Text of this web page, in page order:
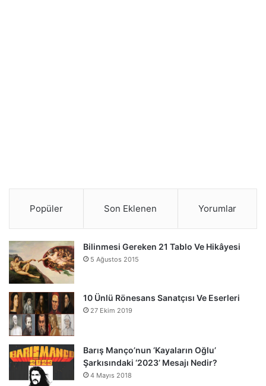
Popüler Son Eklenen Yorumlar
Bilinmesi Gereken 21 Tablo Ve Hikâyesi
5 Ağustos 2015
10 Ünlü Rönesans Sanatçısı Ve Eserleri
27 Ekim 2019
Barış Manço’nun ‘Kayaların Oğlu’
Şarkısındaki ‘2023’ Mesajı Nedir?
4 Mayıs 2018